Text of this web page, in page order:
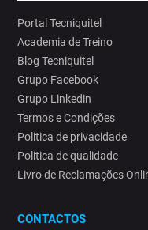
Portal Tecniquitel
Academia de Treino
Blog Tecniquitel
Grupo Facebook
Grupo Linkedin
Termos e Condições
Politica de privacidade
Politica de qualidade
Livro de Reclamações
CONTACTOS